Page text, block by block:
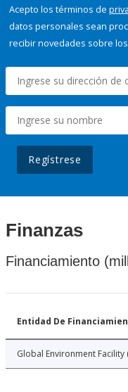
Acepto los términos de
datos personales sean
recibir novedades sobre
Regístrese
Finanzas
Financiamiento
Entidad De
Global Environment Facility